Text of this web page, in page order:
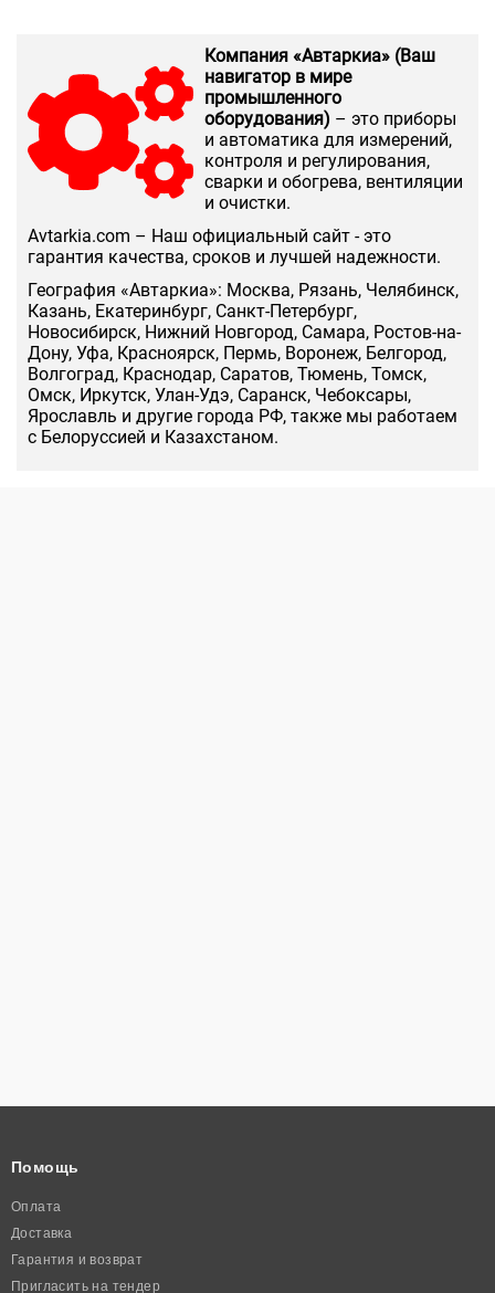
Компания «Автаркиа» (Ваш
навигатор в мире
промышленного
оборудования) – это приборы
и автоматика для измерений,
контроля и регулирования,
сварки и обогрева, вентиляции
и очистки.
Аvtarkia.com – Наш официальный сайт - это
гарантия качества, сроков и лучшей надежности.
География «Автаркиа»: Москва, Рязань, Челябинск,
Казань, Екатеринбург, Санкт-Петербург,
Новосибирск, Нижний Новгород, Самара, Ростов-на-
Дону, Уфа, Красноярск, Пермь, Воронеж, Белгород,
Волгоград, Краснодар, Саратов, Тюмень, Томск,
Омск, Иркутск, Улан-Удэ, Саранск, Чебоксары,
Ярославль и другие города РФ, также мы работаем
с Белоруссией и Казахстаном.
Помощь
Оплата
Доставка
Гарантия и возврат
Пригласить на тендер